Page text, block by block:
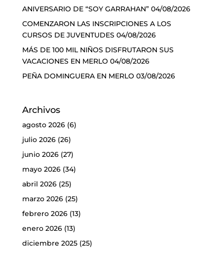
ANIVERSARIO DE “SOY GARRAHAN” 04/08/2026
COMENZARON LAS INSCRIPCIONES A LOS
CURSOS DE JUVENTUDES 04/08/2026
MÁS DE 100 MIL NIÑOS DISFRUTARON SUS
VACACIONES EN MERLO 04/08/2026
PEÑA DOMINGUERA EN MERLO 03/08/2026
Archivos
agosto 2026(6)
julio 2026(26)
junio 2026(27)
mayo 2026(34)
abril 2026(25)
marzo 2026(25)
febrero 2026(13)
enero 2026(13)
diciembre 2025(25)